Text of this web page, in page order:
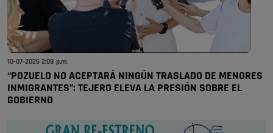
10-07-2025 2:08 p.m.
“POZUELO NO ACEPTARÁ NINGÚN TRASLADO DE MENORES
INMIGRANTES”: TEJERO ELEVA LA PRESIÓN SOBRE EL
GOBIERNO